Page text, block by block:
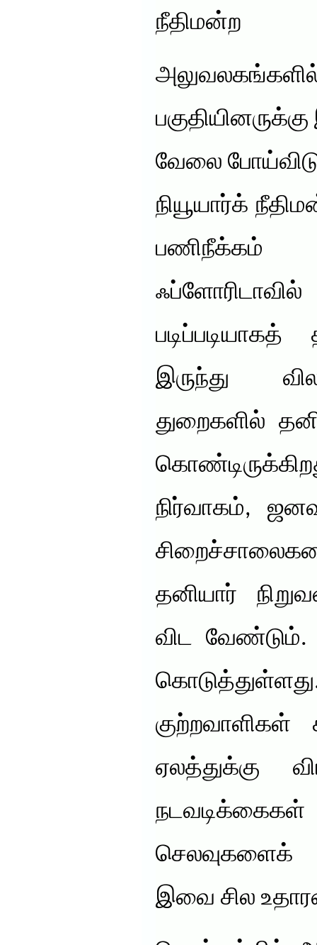
நீதிமன்ற
வேலை
நியூயார்க்
பணிநீக்கம்
இருந்து
துறைகளில்
நிர்வாகம்,
தனியார்
விட
குற்றவாளிகள்
ஏலத்துக்கு
செலவுகளைக்
இவை சில